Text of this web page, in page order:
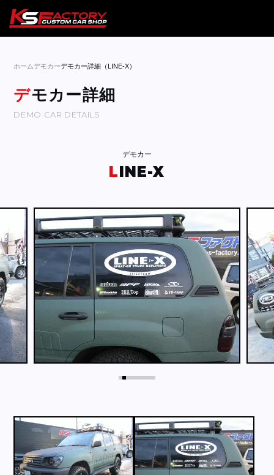
会社案内
営業日
お問い合わせ
採用情報
店舗問い合わせ
ホームデモカーデモカー詳細（LINE-X）
デモカー詳細
DEMO CAR DETAILS
デモカー
LINE-X